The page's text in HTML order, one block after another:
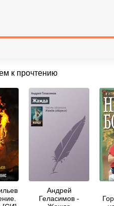
к прочтению
Андрей
Геласимов -